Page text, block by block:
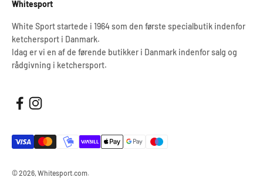
Whitesport
White Sport startede i 1964 som den første specialbutik indenfor
ketchersport i Danmark.
Idag er vi en af de førende butikker i Danmark indenfor salg og
rådgivning i ketchersport.
© 2026, Whitesport.com.